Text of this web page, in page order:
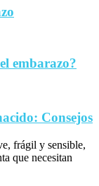
embarazo?
Consejos
frágil y sensible,
que necesitan